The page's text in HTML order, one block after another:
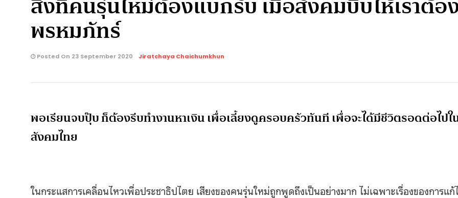
พรหมภัทร์
Posted On 23 September 2020 Jiratchaya Chaichumkhun
พอเรียนจบปุ๊บ ก็ต้องรีบทำงานหาเงิน เพื่อเลี้ยงดูครอบครัวทันที เพื่อจะได้มีชีวิตรอดต่อไปใ
สังคมไทย
ในกระแสการเคลื่อนไหวเพื่อประชาธิปไตย เสียงของคนรุ่นใหม่ถูกพูดถึงเป็นอย่างมาก ไม่เฉพาะเรื่องของการแก้